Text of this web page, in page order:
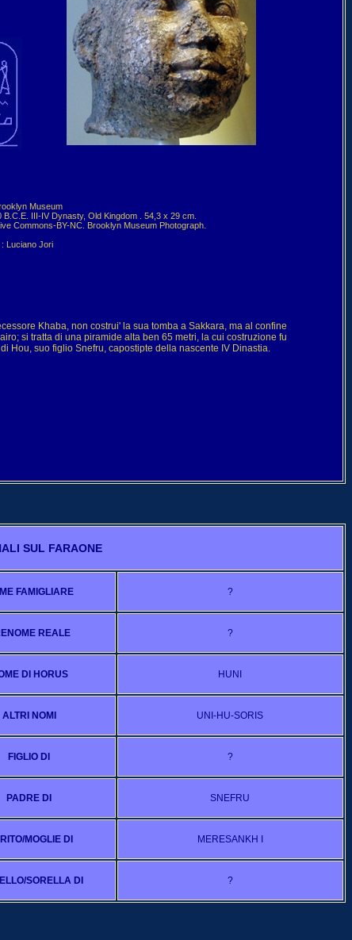
Museum
III-IV Dynasty, Old Kingdom . 54,3 x 29 cm.
Commons-BY-NC. Brooklyn Museum Photograph.
Luciano Jori
Khaba, non costrui' la sua tomba a Sakkara, ma al confine
si tratta di una piramide alta ben 65 metri, la cui costruzione fu
Hou, suo figlio Snefru, capostipte della nascente IV Dinastia.
SUL FARAONE
FAMIGLIARE ?
REALE ?
DI HORUS HUNI
ALTRI NOMI UNI-HU-SORIS
FIGLIO DI ?
PADRE DI SNEFRU
MOGLIE DI MERESANKH I
SORELLA DI ?